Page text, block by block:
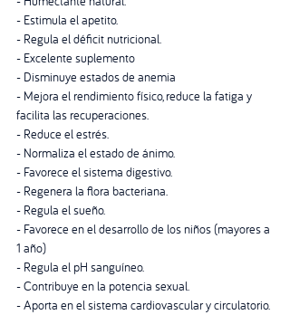
- Estimula el apetito.
- Regula el déficit nutricional.
- Excelente suplemento
- Disminuye estados de anemia
- Mejora el rendimiento físico, reduce la fatiga y
facilita las recuperaciones.
- Reduce el estrés.
- Normaliza el estado de ánimo.
- Favorece el sistema digestivo.
- Regenera la flora bacteriana.
- Regula el sueño.
- Favorece en el desarrollo de los niños (mayores a
1 año)
- Regula el pH sanguíneo.
- Contribuye en la potencia sexual.
- Aporta en el sistema cardiovascular y circulatorio.